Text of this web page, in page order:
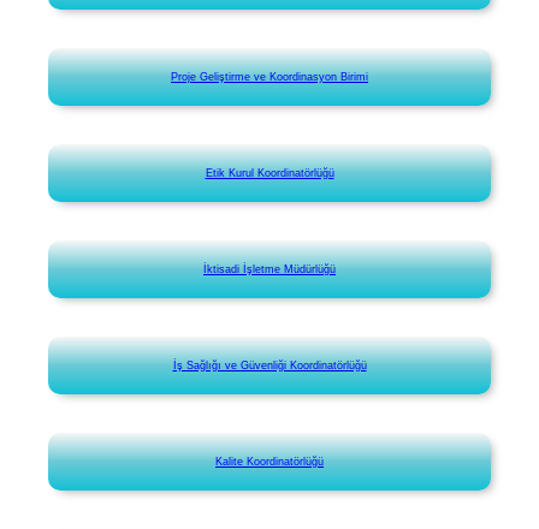
Proje Geliştirme ve Koordinasyon Birimi
Etik Kurul Koordinatörlüğü
İktisadi İşletme Müdürlüğü
İş Sağlığı ve Güvenliği Koordinatörlüğü
Kalite Koordinatörlüğü